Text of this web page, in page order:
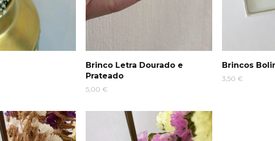
Brinco Letra Dourado e
Prateado
5,00 €
Brincos
3,50 €